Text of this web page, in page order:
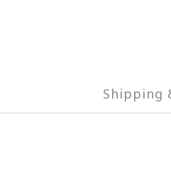
Shipping